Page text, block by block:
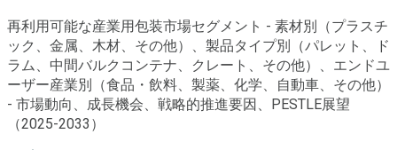
再利用可能な産業用包装市場セグメント - 素材別（プラスチ
ック、金属、木材、その他）、製品タイプ別（パレット、ド
ラム、中間バルクコンテナ、クレート、その他）、エンドユ
ーザー産業別（食品・飲料、製薬、化学、自動車、その他）
- 市場動向、成長機会、戦略的推進要因、PESTLE展望
（2025-2033）